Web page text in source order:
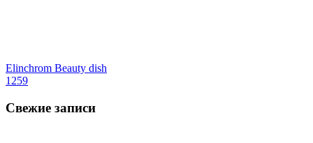
Elinchrom Beauty dish
1259
Свежие записи